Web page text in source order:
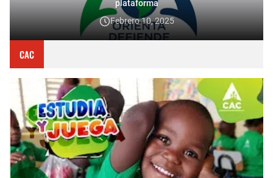
plataforma
Febrero 10, 2025
CAC